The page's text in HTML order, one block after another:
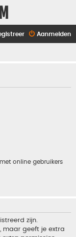
Aanmelden
online gebruikers
zijn.
maar geeft je extra